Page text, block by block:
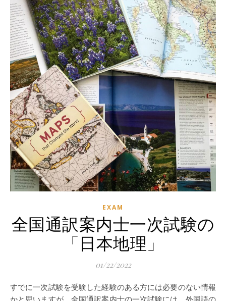
EXAM
全国通訳案内士一次試験の
「日本地理」
01/22/2022
すでに一次試験を受験した経験のある方には必要のない情報
かと思いますが、全国通訳案内士の一次試験には、外国語の